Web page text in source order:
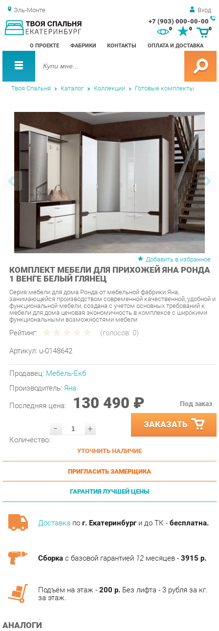
Эль-Монте Вход
+7 (903) 000-00-00
О ПРОЕКТЕ ФАБРИКИ КОНТАКТЫ ОПЛАТА И ДОСТАВКА
0 0
Твоя Спальня Каталог Коллекции Готовые комплекты
Добавить в избранное
КОМПЛЕКТ МЕБЕЛИ ДЛЯ ПРИХОЖЕЙ ЯНА РОНДА
1 ВЕНГЕ БЕЛЫЙ ГЛЯНЕЦ
Серия мебели для дома Ронда от мебельной фабрики Яна,
функциональной мебели, создана с учетом основных требований к
мебели для дома ценовая экономичность в комплексе с широкими
функциональными возможностями мебели
Рейтинг: (голосов:0)
Артикул: u-0148642
Производитель:Яна
Последняя цена: 130 490 ₽
- ЗАКАЗАТЬ
УТОЧНИТЬ НАЛИЧИЕ
ПРИГЛАСИТЬ ЗАМЕРЩИКА
ГАРАНТИЯ ЛУЧШЕЙ ЦЕНЫ
Доставкапог. Екатеринбурги до ТК -бесплатна.
АНАЛОГИ
Артикул